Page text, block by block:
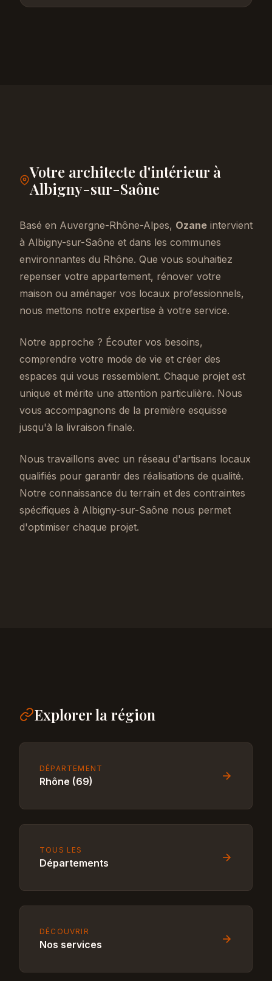
Votre architecte d'intérieur à
Albigny-sur-Saône
Basé en Auvergne-Rhône-Alpes, Ozane intervient
à Albigny-sur-Saône et dans les communes
environnantes du Rhône. Que vous souhaitiez
repenser votre appartement, rénover votre
maison ou aménager vos locaux professionnels,
nous mettons notre expertise à votre service.
Notre approche ? Écouter vos besoins,
comprendre votre mode de vie et créer des
espaces qui vous ressemblent. Chaque projet est
unique et mérite une attention particulière. Nous
vous accompagnons de la première esquisse
jusqu'à la livraison finale.
Nous travaillons avec un réseau d'artisans locaux
qualifiés pour garantir des réalisations de qualité.
Notre connaissance du terrain et des contraintes
spécifiques à Albigny-sur-Saône nous permet
d'optimiser chaque projet.
Explorer la région
DÉPARTEMENT
Rhône (69)
TOUS LES
Départements
DÉCOUVRIR
Nos services